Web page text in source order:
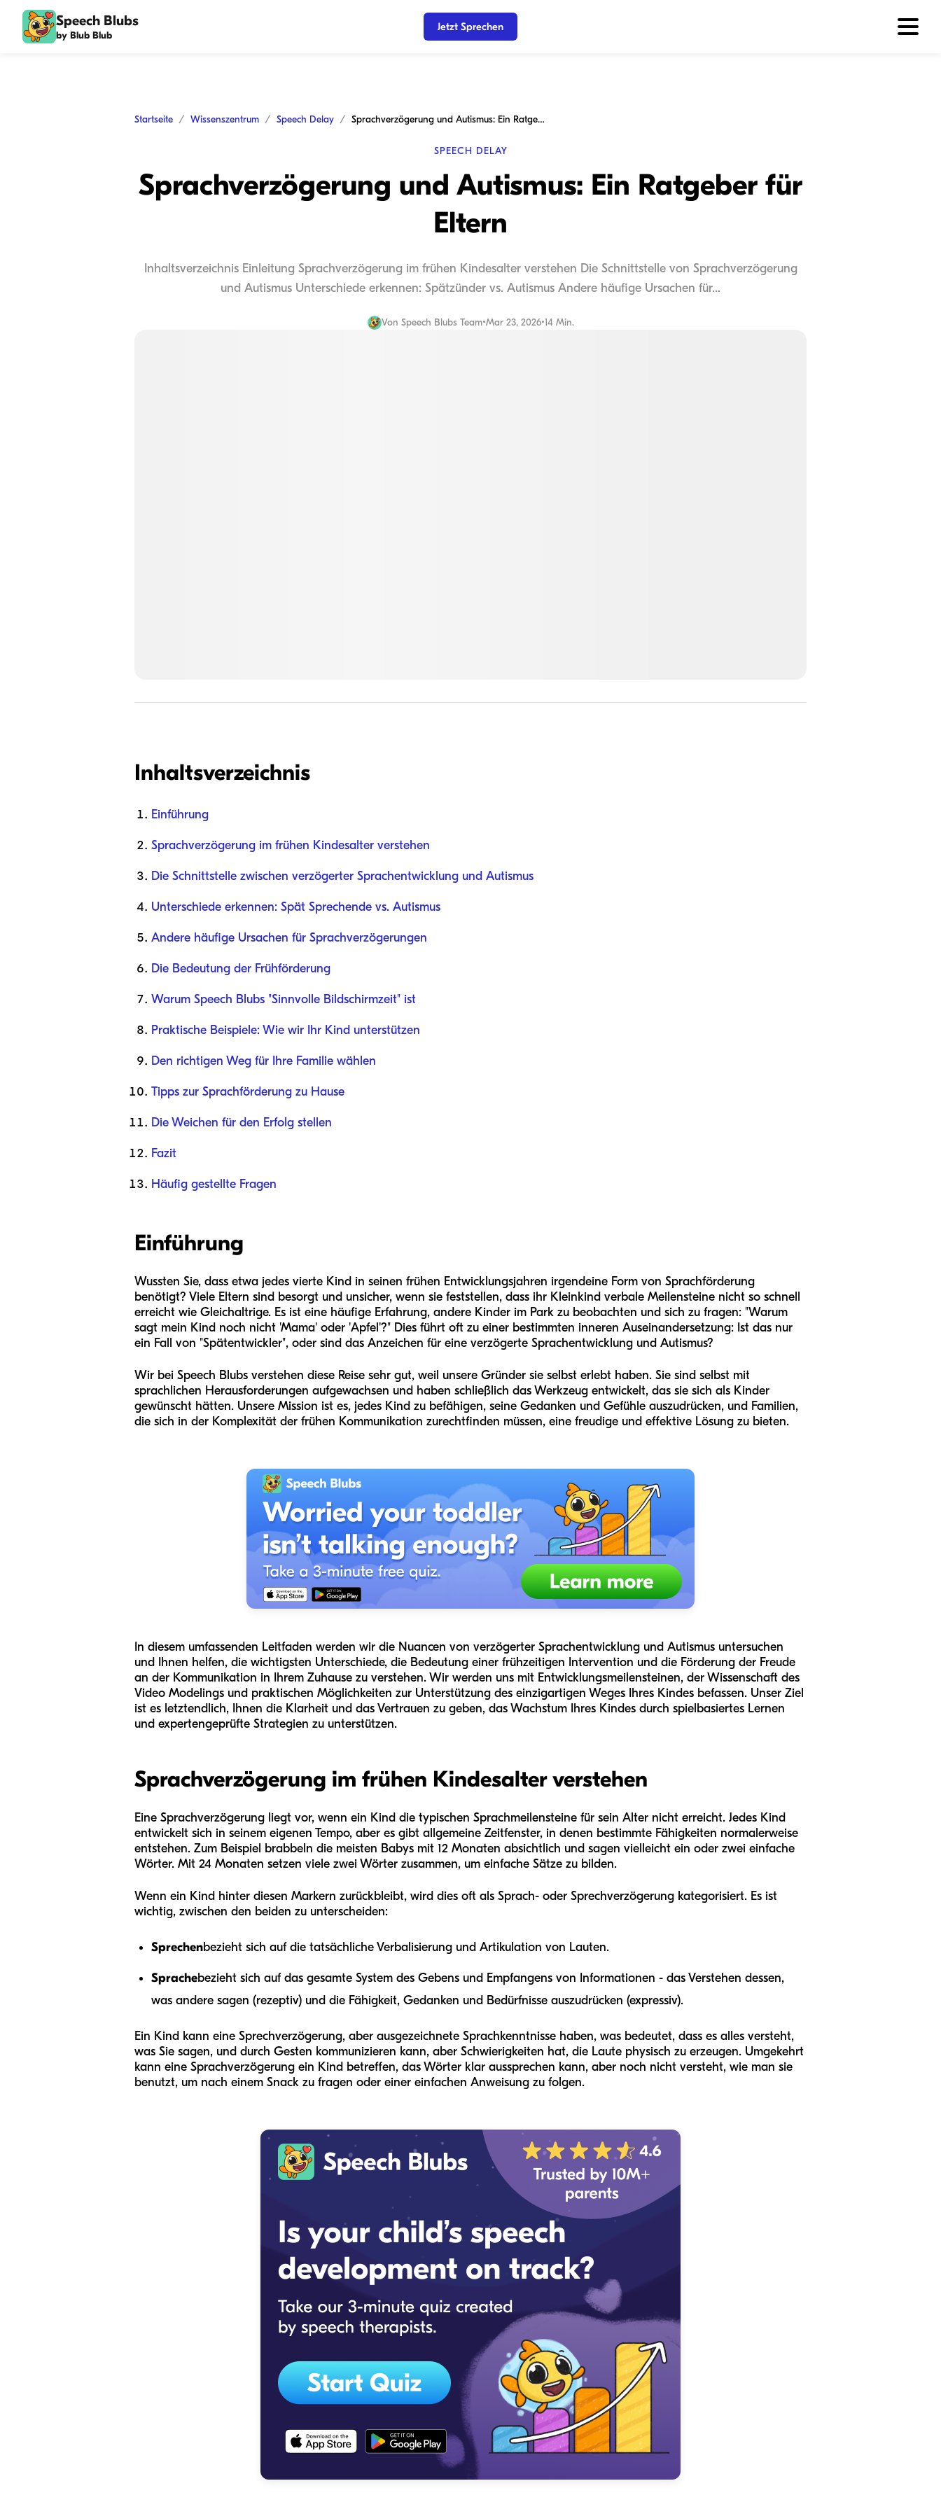
Speech Blubs
by Blub Blub
Jetzt Sprechen
Startseite Wissenszentrum Speech Delay Sprachverzögerung und Autismus: Ein Ratgeber für Eltern
SPEECH DELAY
Sprachverzögerung und Autismus: Ein Ratgeber für
Eltern
Inhaltsverzeichnis Einleitung Sprachverzögerung im frühen Kindesalter verstehen Die Schnittstelle von Sprachverzögerung
und Autismus Unterschiede erkennen: Spätzünder vs. Autismus Andere häufige Ursachen für...
Von Speech Blubs Team•Mar 23, 2026•14 Min.
Inhaltsverzeichnis
Einführung
Sprachverzögerung im frühen Kindesalter verstehen
Die Schnittstelle zwischen verzögerter Sprachentwicklung und Autismus
Unterschiede erkennen: Spät Sprechende vs. Autismus
Andere häufige Ursachen für Sprachverzögerungen
Die Bedeutung der Frühförderung
Warum Speech Blubs "Sinnvolle Bildschirmzeit" ist
Praktische Beispiele: Wie wir Ihr Kind unterstützen
Den richtigen Weg für Ihre Familie wählen
Tipps zur Sprachförderung zu Hause
Die Weichen für den Erfolg stellen
Fazit
Häufig gestellte Fragen
Einführung
Wussten Sie, dass etwa jedes vierte Kind in seinen frühen Entwicklungsjahren irgendeine Form von Sprachförderung
benötigt? Viele Eltern sind besorgt und unsicher, wenn sie feststellen, dass ihr Kleinkind verbale Meilensteine nicht so schnell
erreicht wie Gleichaltrige. Es ist eine häufige Erfahrung, andere Kinder im Park zu beobachten und sich zu fragen: "Warum
sagt mein Kind noch nicht 'Mama' oder 'Apfel'?" Dies führt oft zu einer bestimmten inneren Auseinandersetzung: Ist das nur
ein Fall von "Spätentwickler", oder sind das Anzeichen für eine verzögerte Sprachentwicklung und Autismus?
Wir bei Speech Blubs verstehen diese Reise sehr gut, weil unsere Gründer sie selbst erlebt haben. Sie sind selbst mit
sprachlichen Herausforderungen aufgewachsen und haben schließlich das Werkzeug entwickelt, das sie sich als Kinder
gewünscht hätten. Unsere Mission ist es, jedes Kind zu befähigen, seine Gedanken und Gefühle auszudrücken, und Familien,
die sich in der Komplexität der frühen Kommunikation zurechtfinden müssen, eine freudige und effektive Lösung zu bieten.
In diesem umfassenden Leitfaden werden wir die Nuancen von verzögerter Sprachentwicklung und Autismus untersuchen
und Ihnen helfen, die wichtigsten Unterschiede, die Bedeutung einer frühzeitigen Intervention und die Förderung der Freude
an der Kommunikation in Ihrem Zuhause zu verstehen. Wir werden uns mit Entwicklungsmeilensteinen, der Wissenschaft des
Video Modelings und praktischen Möglichkeiten zur Unterstützung des einzigartigen Weges Ihres Kindes befassen. Unser Ziel
ist es letztendlich, Ihnen die Klarheit und das Vertrauen zu geben, das Wachstum Ihres Kindes durch spielbasiertes Lernen
und expertengeprüfte Strategien zu unterstützen.
Sprachverzögerung im frühen Kindesalter verstehen
Eine Sprachverzögerung liegt vor, wenn ein Kind die typischen Sprachmeilensteine für sein Alter nicht erreicht. Jedes Kind
entwickelt sich in seinem eigenen Tempo, aber es gibt allgemeine Zeitfenster, in denen bestimmte Fähigkeiten normalerweise
entstehen. Zum Beispiel brabbeln die meisten Babys mit 12 Monaten absichtlich und sagen vielleicht ein oder zwei einfache
Wörter. Mit 24 Monaten setzen viele zwei Wörter zusammen, um einfache Sätze zu bilden.
Wenn ein Kind hinter diesen Markern zurückbleibt, wird dies oft als Sprach- oder Sprechverzögerung kategorisiert. Es ist
wichtig, zwischen den beiden zu unterscheiden:
Sprechenbezieht sich auf die tatsächliche Verbalisierung und Artikulation von Lauten.
Sprachebezieht sich auf das gesamte System des Gebens und Empfangens von Informationen - das Verstehen dessen,
was andere sagen (rezeptiv) und die Fähigkeit, Gedanken und Bedürfnisse auszudrücken (expressiv).
Ein Kind kann eine Sprechverzögerung, aber ausgezeichnete Sprachkenntnisse haben, was bedeutet, dass es alles versteht,
was Sie sagen, und durch Gesten kommunizieren kann, aber Schwierigkeiten hat, die Laute physisch zu erzeugen. Umgekehrt
kann eine Sprachverzögerung ein Kind betreffen, das Wörter klar aussprechen kann, aber noch nicht versteht, wie man sie
benutzt, um nach einem Snack zu fragen oder einer einfachen Anweisung zu folgen.